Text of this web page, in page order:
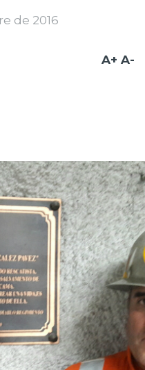
de 2016
A+ A-